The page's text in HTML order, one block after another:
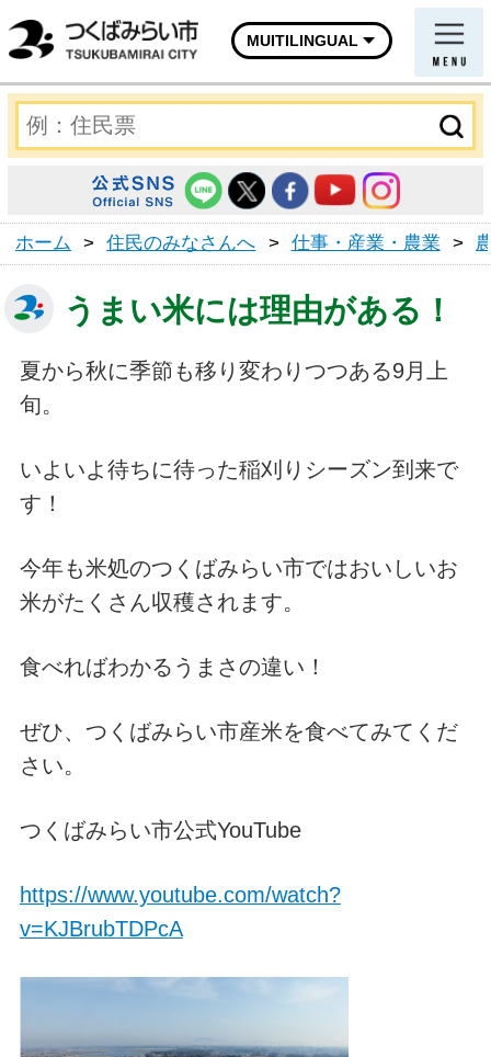
MUITILINGUAL
ホーム > 住民のみなさんへ > 仕事・産業・農業 >
うまい米には理由がある！
夏から秋に季節も移り変わりつつある9月上
旬。
いよいよ待ちに待った稲刈りシーズン到来で
す！
今年も米処のつくばみらい市ではおいしいお
米がたくさん収穫されます。
食べればわかるうまさの違い！
ぜひ、つくばみらい市産米を食べてみてくだ
さい。
つくばみらい市公式YouTube
https://www.youtube.com/watch?
v=KJBrubTDPcA